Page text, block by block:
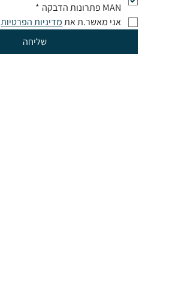
MAN פתרונות הדבקה
*
אני מאשר.ת את מדיניות הפרטיות
שליחה